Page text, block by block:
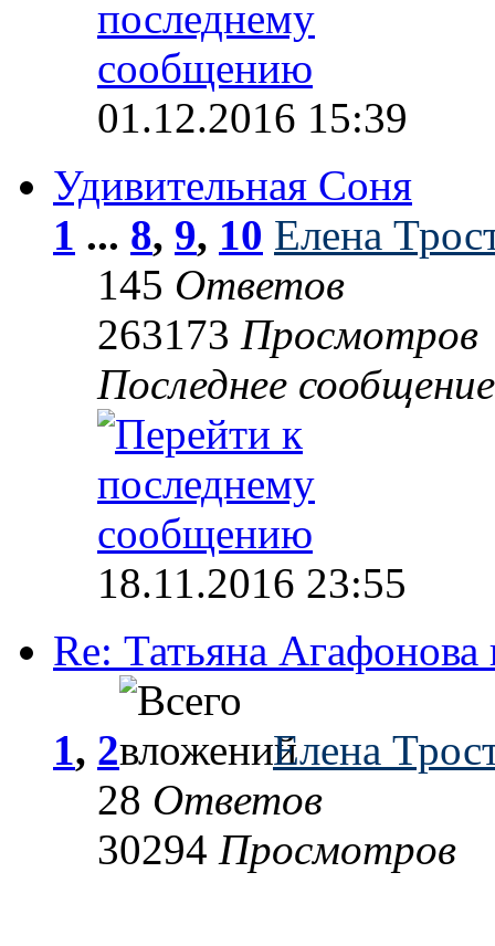
01.12.2016 15:39
Удивительная Соня
1 ... 8, 9, 10 Елена
145 Ответов
263173 Просмотров
Последнее
18.11.2016 23:55
Re: Татьяна
1, 2
Елена
28 Ответов
30294 Просмотров